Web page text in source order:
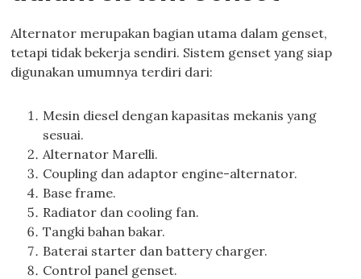
Alternator merupakan bagian utama dalam genset,
tetapi tidak bekerja sendiri. Sistem genset yang siap
digunakan umumnya terdiri dari:
Mesin diesel dengan kapasitas mekanis yang
sesuai.
Alternator Marelli.
Coupling dan adaptor engine-alternator.
Base frame.
Radiator dan cooling fan.
Tangki bahan bakar.
Baterai starter dan battery charger.
Control panel genset.